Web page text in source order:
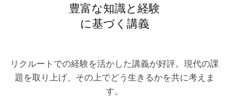
豊富な知識と経験
に基づく講義
リクルートでの経験を活かした講義が好評。現代の課
題を取り上げ、その上でどう生きるかを共に考えま
す。